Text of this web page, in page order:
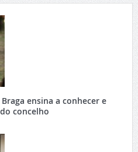
ensina a conhecer e
concelho